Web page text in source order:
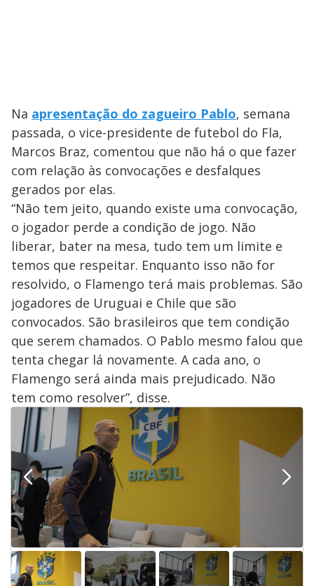
Na apresentação do zagueiro Pablo, semana
passada, o vice-presidente de futebol do Fla,
Marcos Braz, comentou que não há o que fazer
com relação às convocações e desfalques
gerados por elas.
“Não tem jeito, quando existe uma convocação,
o jogador perde a condição de jogo. Não
liberar, bater na mesa, tudo tem um limite e
temos que respeitar. Enquanto isso não for
resolvido, o Flamengo terá mais problemas. São
jogadores de Uruguai e Chile que são
convocados. São brasileiros que tem condição
que serem chamados. O Pablo mesmo falou que
tenta chegar lá novamente. A cada ano, o
Flamengo será ainda mais prejudicado. Não
tem como resolver”, disse.